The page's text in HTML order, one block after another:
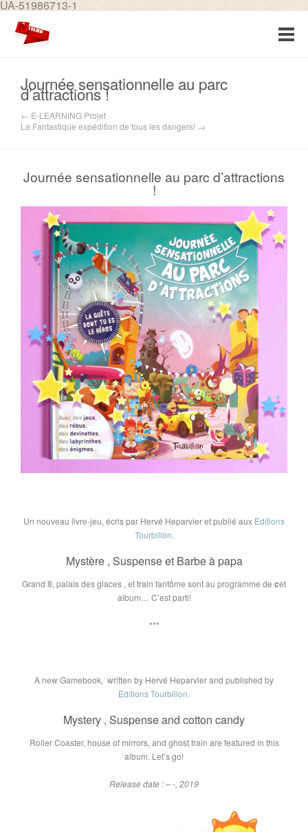
UA-51986713-1
Journée sensationnelle au parc
d’attractions !
← E-LEARNING Projet
La Fantastique expédition de tous les dangers! →
Journée sensationnelle au parc d’attractions
!
Un nouveau livre-jeu, écris par Hervé Heparvieret publié aux Editions
Tourbillon.
Mystère , Suspense et Barbe à papa
Grand 8, palais des glaces , et train fantôme sont au programme de cet
album… C’est parti!
***
A new Gamebook, written by Hervé Heparvierand published by
Editions Tourbillon.
Mystery , Suspense and cotton candy
Roller Coaster, house of mirrors, and ghost train are featured in this
album. Let’s go!
Release date : – -, 2019